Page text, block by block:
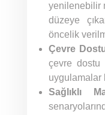
yenilenebilir
düzeye
öncelik
Çevre
çevre dostu
uygulamalar
Sağlıklı